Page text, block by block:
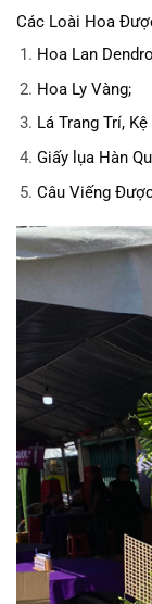
Các Loài Hoa
Hoa Lan
Hoa Ly Vàng;
Lá Trang Trí,
Giấy lụa Hàn
Câu Viếng